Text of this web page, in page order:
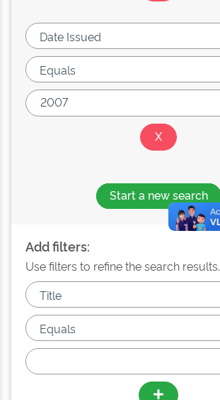
Start a new search
Add filters:
Use filters to refine the search results.